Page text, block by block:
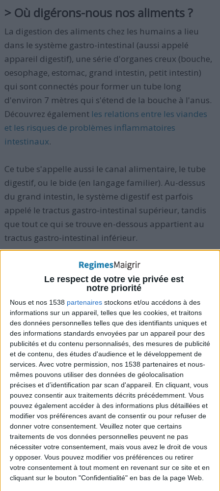
Le respect de votre vie privée est
notre priorité
Nous et nos 1538 partenaires stockons et/ou accédons à des
informations sur un appareil, telles que les cookies, et traitons
des données personnelles telles que des identifiants uniques et
des informations standards envoyées par un appareil pour des
publicités et du contenu personnalisés, des mesures de publicité
et de contenu, des études d'audience et le développement de
services. Avec votre permission, nos 1538 partenaires et nous-
mêmes pouvons utiliser des données de géolocalisation
précises et d’identification par scan d'appareil. En cliquant, vous
pouvez consentir aux traitements décrits précédemment. Vous
pouvez également accéder à des informations plus détaillées et
modifier vos préférences avant de consentir ou pour refuser de
donner votre consentement. Veuillez noter que certains
traitements de vos données personnelles peuvent ne pas
nécessiter votre consentement, mais vous avez le droit de vous
y opposer. Vous pouvez modifier vos préférences ou retirer
votre consentement à tout moment en revenant sur ce site et en
cliquant sur le bouton "Confidentialité" en bas de la page Web.
> Où digérons-nous nos aliments ?
La digestion des aliments chez les humains a lieu
dans le système gastro-intestinal (aussi appelé
appareil digestif), une série d'organes creux (bouche,
oesophage, estomac, grand intestin, petit intestin)
qui sont connectés pour former un tube long
d'environ 7 mètres qui s'étend de la bouche à l'anus.
Découvrez également les relations entre les viandes
et les risques de problèmes inflammatoires
intestinaux.
Ce tube s'appelle aussi le canal alimentaire, le tube
digestif, ou le bide (en langage familier). Au-dessus
du grand intestin, le système digestif est parfois
appelé le tractus gastro-intestinal supérieur, tandis
que tout ce qui se trouve en-dessous appartient au
tractus gastro-intestinal inférieur.
Le tractus possède des parois musculaires qui
propulsent la nourriture le long du tube digestif (un
processus appelé péristaltisme), la décomposant et
mélangeant avec les sucs digestifs pour une
absorption optimale.